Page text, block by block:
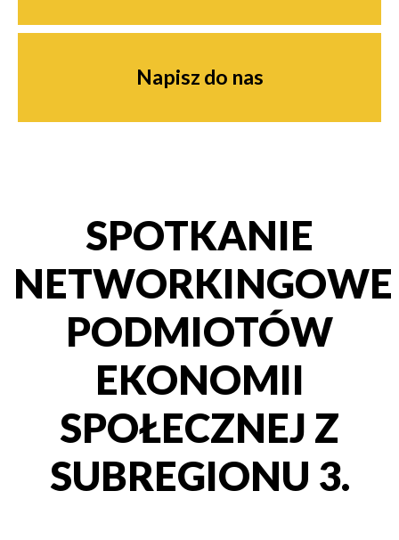
Napisz do nas
SPOTKANIE
NETWORKINGOWE
PODMIOTÓW
EKONOMII
SPOŁECZNEJ Z
SUBREGIONU 3.